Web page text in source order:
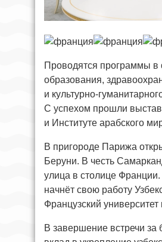
Проводятся программы в
образования,
и культурно-
С успехом прошли
и Институте арабского
В пригороде Парижа
Беруни. В честь
улица в столице Франции.
начнёт свою работу
Французский
В завершение встречи за